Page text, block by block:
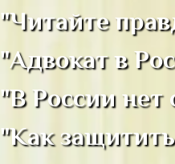
"Читайте
"Адвокат в
"В России нет
"Как